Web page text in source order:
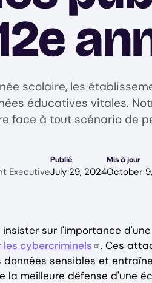
scolaire, les
éducatives vitales.
face à tout scénario de
Executive
Publié
July 29, 2024
Mis à jour
October
sur l'importance
les cybercriminels
. Ces
sensibles et
la meilleure défense d'une